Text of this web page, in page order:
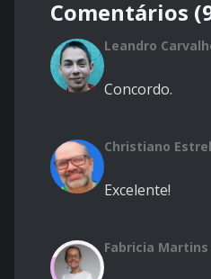
Comentários
Leandro
Concordo.
Christiano
Excelente!
Fabricia Martins